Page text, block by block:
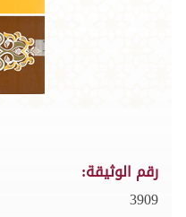
رقم الوثيقة:
3909